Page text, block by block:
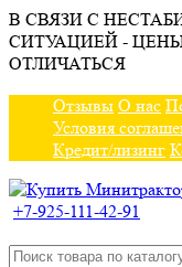
В СВЯЗИ С
СИТУАЦИЕЙ -
ОТЛИЧАТЬСЯ
Отзывы О нас
Условия
Кредит/лизинг
+7-925-111-42-91